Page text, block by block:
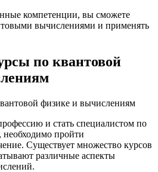
компетенции, вы сможете
вычислениями и применять
по квантовой
физике и вычислениям
и стать специалистом по
пройти
Существует множество курсов
различные аспекты